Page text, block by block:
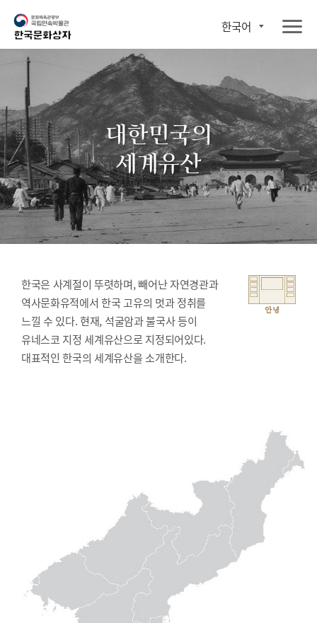
한국어
대한민국의
세계유산
한국은 사계절이 뚜렷하며, 빼어난 자연경관과
역사문화유적에서 한국 고유의 멋과 정취를
느낄 수 있다. 현재, 석굴암과 불국사 등이
유네스코 지정 세계유산으로 지정되어있다.
대표적인 한국의 세계유산을 소개한다.
안녕